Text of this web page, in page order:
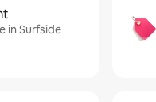
in Surfside